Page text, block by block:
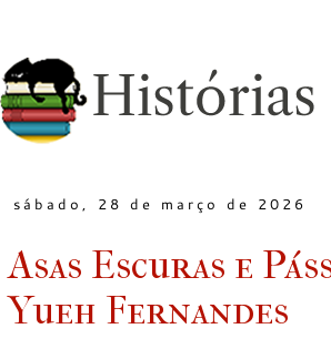
sábado, 28 de março de 2026
Asas Escuras e
Yueh Fernandes